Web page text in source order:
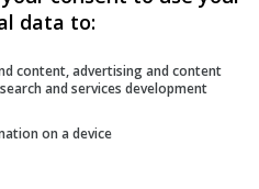
data to:
content, advertising and content
and services development
on a device